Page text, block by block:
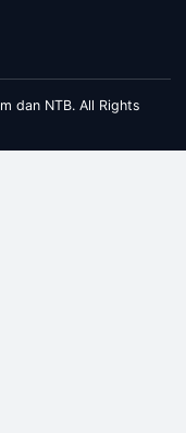
dan NTB. All Rights